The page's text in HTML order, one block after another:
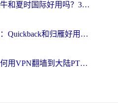
海外党必看：斧牛和夏时国际好用吗？3步选对回国加速器，无缝刷国内资源
海外党踩坑指南：Quickback和归雁好用吗？选对加速器才能无缝刷国内资源
海外党必看：如何用VPN翻墙到大陆PTT？一篇解决你所有回国加速痛点